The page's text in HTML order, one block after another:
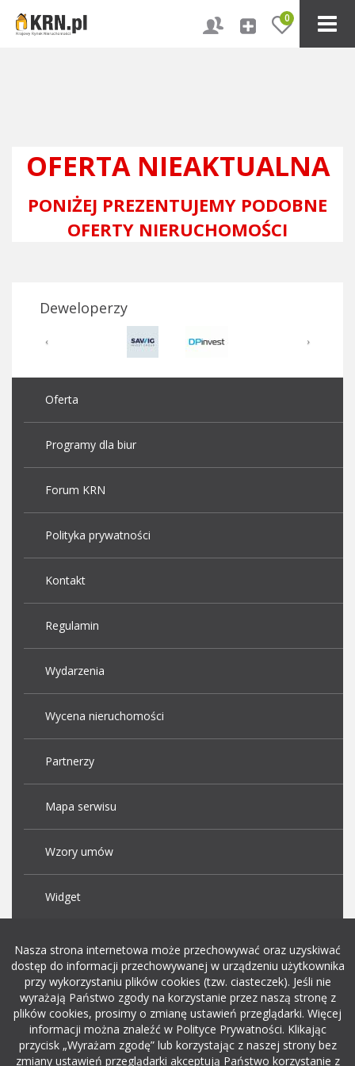
0
OFERTA NIEAKTUALNA
PONIŻEJ PREZENTUJEMY PODOBNE
OFERTY NIERUCHOMOŚCI
Deweloperzy
Oferta
Programy dla biur
Forum KRN
Polityka prywatności
Kontakt
Regulamin
Wydarzenia
Wycena nieruchomości
Partnerzy
Mapa serwisu
Wzory umów
Widget
Dodaj ogłoszenie o pracę
rekrutacja w it
Nasza strona internetowa może przechowywać oraz uzyskiwać
dostęp do informacji przechowywanej w urządzeniu użytkownika
przy wykorzystaniu plików cookies (tzw. ciasteczek). Jeśli nie
wyrażają Państwo zgody na korzystanie przez naszą stronę z
plików cookies, prosimy o zmianę ustawień przeglądarki. Więcej
informacji można znaleźć w Polityce Prywatności. Klikając
przycisk „Wyrażam zgodę” lub korzystając z naszej strony bez
zmiany ustawień przeglądarki akceptują Państwo korzystanie z